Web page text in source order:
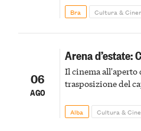
Bra Cultura &
06
AGO
Arena d’estate:
Il cinema all'aperto
trasposizione del
Alba Cultura &